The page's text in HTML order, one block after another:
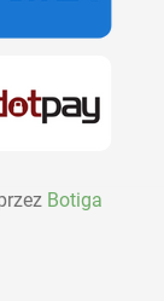
Botiga